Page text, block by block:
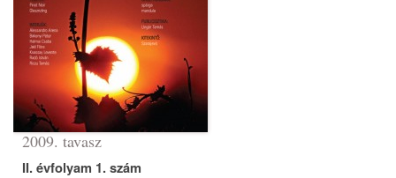
2009. tavasz
II. évfolyam 1. szám